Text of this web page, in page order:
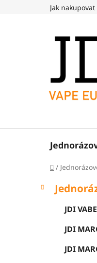
Jak nakupovat
Domů
/
P
o
Přeskočit
kategorie
K
a
JDI
JDI
JDI